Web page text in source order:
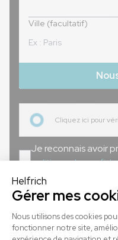
Ville (facultatif)
Je reconnais avoir
politique de